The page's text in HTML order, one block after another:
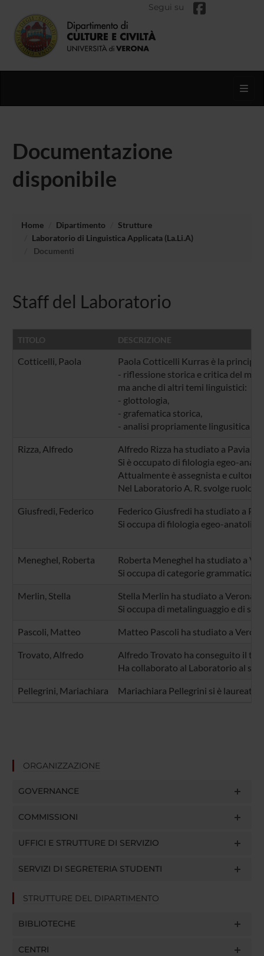
Segui su
Documentazione
disponibile
Home Dipartimento
Strutture
Laboratorio di Linguistica Applicata (La.Li.A)
Documenti
Staff del Laboratorio
TITOLO DESCRIZIONE
Cotticelli, Paola Paola Cotticelli Kurras è la
- riflessione storica e critica del
ma anche di altri temi linguistici:
- glottologia,
- grafematica storica,
- analisi propriamente lingusitica
Rizza, Alfredo
Alfredo Rizza ha studiato a Pavia e
Si è occupato di filologia egeo-
Attualmente è assegnista e cultore
Nel Laboratorio A. R. svolge ruolo
Giusfredi, Federico
Federico Giusfredi ha studiato a
Si occupa di filologia egeo-
Meneghel, Roberta
Roberta Meneghel ha studiato a
Si occupa di categorie
Merlin, Stella
Stella Merlin ha studiato a Verona
Si occupa di metalinguaggio e di
Pascoli, Matteo Matteo Pascoli ha studiato a
Trovato, Alfredo
Alfredo Trovato ha conseguito il
Ha collaborato al Laboratorio al
Pellegrini, Mariachiara Mariachiara Pellegrini si è laureata
ORGANIZZAZIONE
GOVERNANCE
COMMISSIONI
UFFICI E STRUTTURE DI SERVIZIO
SERVIZI DI SEGRETERIA STUDENTI
STRUTTURE DEL DIPARTIMENTO
BIBLIOTECHE
CENTRI